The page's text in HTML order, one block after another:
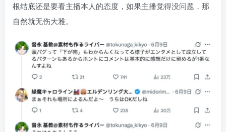
根结底还是要看主播本人的态度，如果主播觉得没问题，那
自然就无伤大雅。